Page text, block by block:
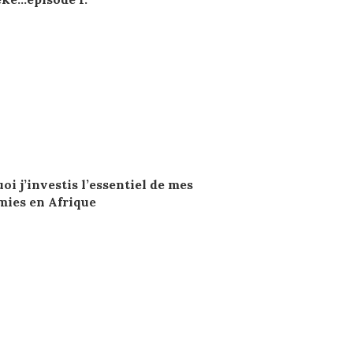
j’investis l’essentiel de mes
en Afrique